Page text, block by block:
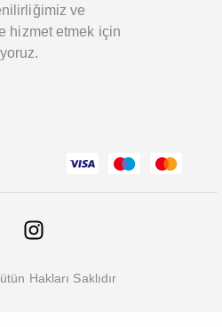
ve
hizmet etmek için
Hakları Saklıdır